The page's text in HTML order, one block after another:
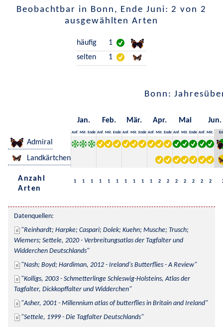
Beobachtbar in Bonn, Ende Juni: 2 von 2
ausgewählten Arten
häufig
1
selten
1
Bonn:
Jan. Feb. Mär. Apr. Mai Jun.
Anf. Mit. Ende Anf. Mit. Ende Anf. Mit. Ende Anf. Mit. Ende Anf. Mit. Ende Anf. Mit.
Admiral
Landkärtchen
Anzahl
Arten
1 1 1 1 1 1 1 1 1 1 2 2 2 2 2 2 2
Datenquellen:
Reinhardt; Harpke; Caspari; Dolek; Kuehn; Musche; Trusch;
Wiemers; Settele, 2020 - Verbreitungsatlas der Tagfalter und
Widderchen Deutschlands
Nash; Boyd; Hardiman, 2012 - Ireland's Butterflies - A Review
Kolligs, 2003 - Schmetterlinge Schleswig-Holsteins, Atlas der
Tagfalter, Dickkopffalter und Widderchen
Asher, 2001 - Millennium atlas of butterflies in Britain and Ireland
Settele, 1999 - Die Tagfalter Deutschlands